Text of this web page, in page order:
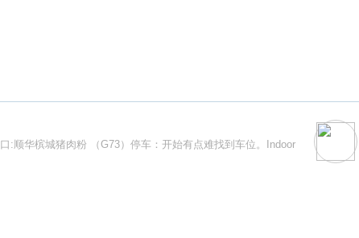
:顺华槟城猪肉粉 （G73）停车：开始有点难找到车位。Indoor